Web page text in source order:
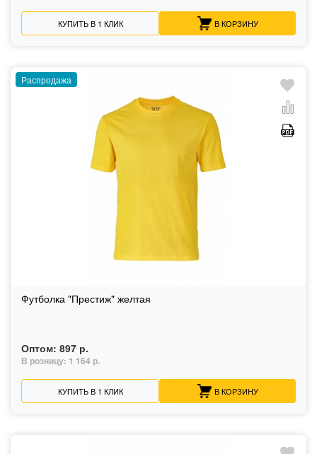
КУПИТЬ В 1 КЛИК В КОРЗИНУ
Распродажа
Футболка "Престиж" желтая
Оптом: 897 р.
В розницу: 1 164 р.
КУПИТЬ В 1 КЛИК В КОРЗИНУ